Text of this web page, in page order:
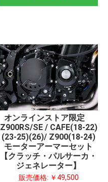
オンラインストア限定
Z900RS/SE / CAFE(18-22)
(23-25)(26)/ Z900(18-24)
モーターアーマーセット
【クラッチ・パルサーカ・
ジェネレーター】
販売価格: ￥49,500